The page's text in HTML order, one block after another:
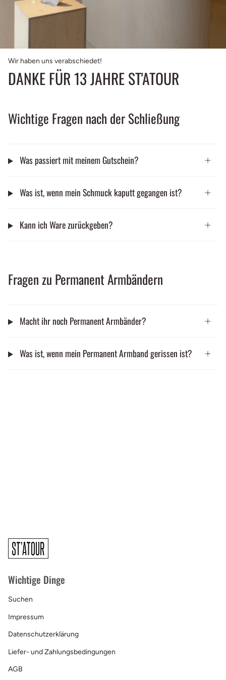
Wir haben uns verabschiedet!
DANKE FÜR 13 JAHRE ST'ATOUR
Wichtige Fragen nach der Schließung
Was passiert mit meinem Gutschein?
Was ist, wenn mein Schmuck kaputt gegangen ist?
Kann ich Ware zurückgeben?
Fragen zu Permanent Armbändern
Macht ihr noch Permanent Armbänder?
Was ist, wenn mein Permanent Armband gerissen ist?
Wichtige Dinge
Suchen
Impressum
Datenschutzerklärung
Liefer- und Zahlungsbedingungen
AGB